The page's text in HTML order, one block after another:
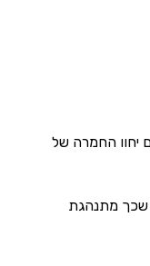
יחוו החמרה של
שכך מתנהגת